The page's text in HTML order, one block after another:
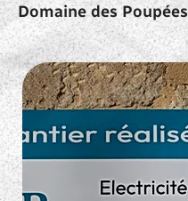
Domaine des Poupées